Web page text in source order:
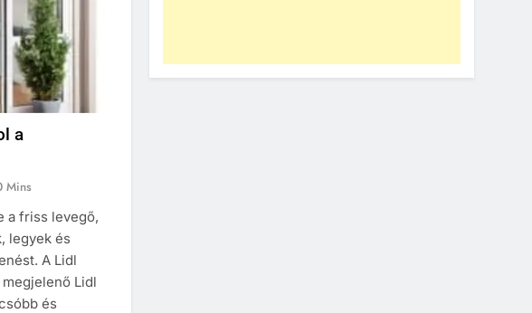
a
Mins
a friss levegő,
legyek és
A Lidl
Lidl
és